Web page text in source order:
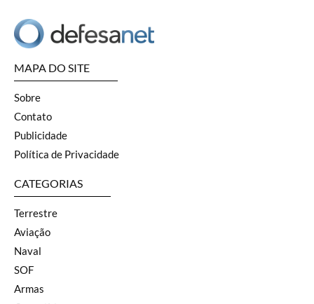
MAPA DO SITE
Sobre
Contato
Publicidade
Política de Privacidade
CATEGORIAS
Terrestre
Aviação
Naval
SOF
Armas